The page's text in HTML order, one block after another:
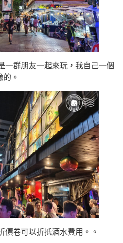
一群朋友一起來玩 ， 我自己一個
。
價卷可以折抵酒水費用。。